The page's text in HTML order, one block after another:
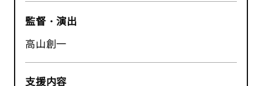
監督・演出
高山創一
支援内容